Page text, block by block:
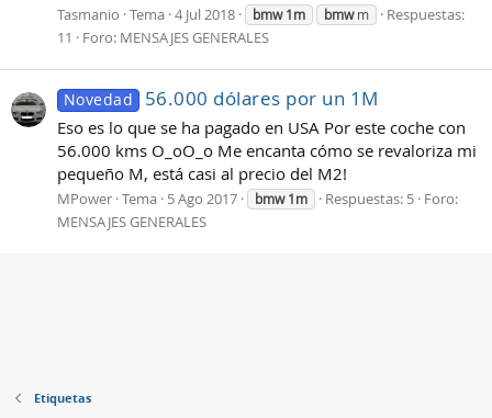
Tasmanio Tema 4 Jul 2018 bmw 1m bmwm
Respuestas:
11
Foro: MENSAJES GENERALES
Novedad 56.000 dólares por un 1M
Eso es lo que se ha pagado en USA Por este coche con
56.000 kms O_oO_o Me encanta cómo se revaloriza mi
pequeño M, está casi al precio del M2!
MPower Tema 5 Ago 2017 bmw 1m Respuestas: 5 Foro:
MENSAJES GENERALES
Etiquetas